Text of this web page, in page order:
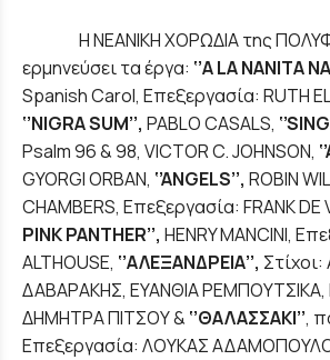
Η ΝΕΑΝΙΚΗ ΧΟΡΩΔΙΑ της
ερμηνεύσει τα έργα: ‘’A LA NANITA
Spanish Carol, Επεξεργασία: RUTH
‘’NIGRASUM’’, PABLO CASALS, ‘’SING
Psalm 96 & 98, VICTOR C. JOHNSON, ‘’
GYORGI ORBAN, ‘’ANGELS’’, ROBIN
CHAMBERS, Επεξεργασία: FRANK DE
PINKPANTHER’’, ΗΕNRY MANCINI,
ALTHOUSE, ‘’ΑΛΕΞΑΝΔΡΕΙΑ’’,
ΔΑΒΑΡΑΚΗΣ, ΕΥΑΝΘΙΑ ΡΕΜΠΟΥΤΣΙΚΑ,
ΔΗΜΗΤΡΑ ΠΙΤΣΟΥ & ‘’ΘΑΛΑΣΣΑΚΙ’’,
Επεξεργασία: ΛΟΥΚΑΣ